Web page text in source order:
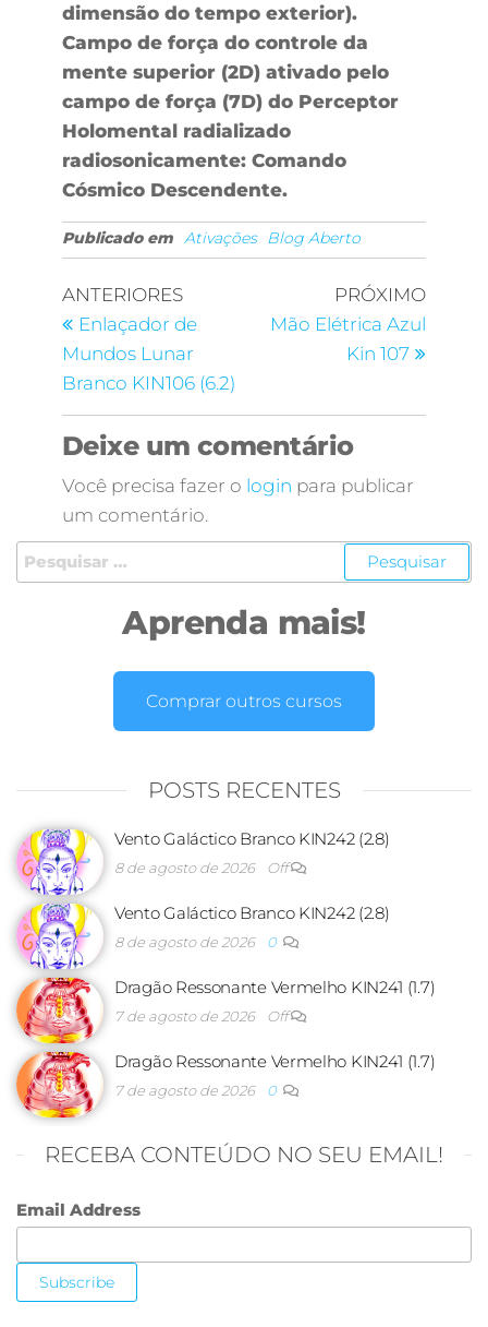
dimensão do tempo exterior).
Campo de força do controle da
mente superior (2D) ativado pelo
campo de força (7D) do Perceptor
Holomental radializado
radiosonicamente: Comando
Cósmico Descendente.
Publicado em Ativações Blog Aberto
ANTERIORES
Enlaçador de
Mundos Lunar
Branco KIN106 (6.2)
PRÓXIMO
Mão Elétrica Azul
Kin 107
Deixe um comentário
Você precisa fazer o login para publicar
um comentário.
Aprenda mais!
Comprar outros cursos
POSTS RECENTES
Vento Galáctico Branco KIN242 (2.8)
8 de agosto de 2026 Off
Vento Galáctico Branco KIN242 (2.8)
8 de agosto de 2026 0
Dragão Ressonante Vermelho KIN241 (1.7)
7 de agosto de 2026 Off
Dragão Ressonante Vermelho KIN241 (1.7)
7 de agosto de 2026 0
RECEBA CONTEÚDO NO SEU EMAIL!
Email Address